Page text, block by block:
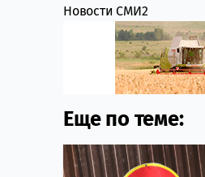
Новости СМИ2
Еще по теме: